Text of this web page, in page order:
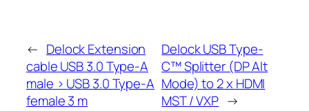
← Delock Extension
cable USB 3.0 Type-A
male > USB 3.0 Type-A
female 3 m
Delock USB Type-
C™ Splitter (DP Alt
Mode) to 2 x HDMI
MST / VXP →